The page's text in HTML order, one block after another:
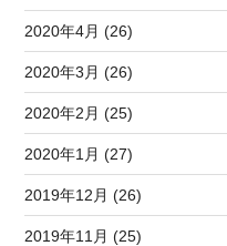
2020年4月 (26)
2020年3月 (26)
2020年2月 (25)
2020年1月 (27)
2019年12月 (26)
2019年11月 (25)